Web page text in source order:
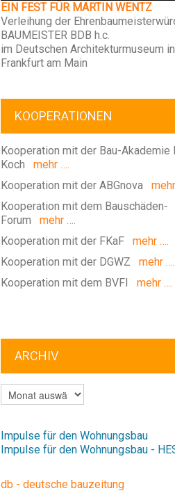
EIN FEST FÜR MARTIN WENTZ
Verleihung der
BAUMEISTER BDB h.c.
im Deutschen Architekturmuseum in
Frankfurt am Main
KOOPERATIONEN
Kooperation mit der Bau-Akademie
Koch mehr ….
Kooperation mit der ABGnovamehr
Kooperation mit dem Bauschäden-
Forum mehr ….
Kooperation mit der FKaFmehr ….
Kooperation mit der DGWZ mehr ….
Kooperation mit dem BVFI mehr ….
ARCHIV
ARCHIV
Impulse für den Wohnungsbau
Impulse für den Wohnungsbau -
db - deutsche bauzeitung